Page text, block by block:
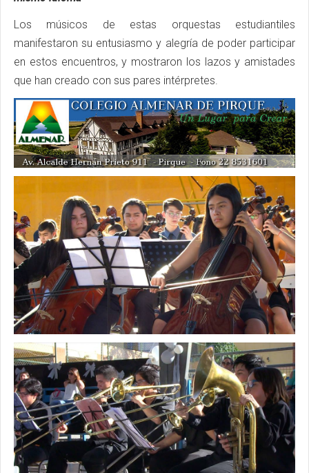
Los músicos de estas orquestas estudiantiles
manifestaron su entusiasmo y alegría de poder participar
en estos encuentros, y mostraron los lazos y amistades
que han creado con sus pares intérpretes.